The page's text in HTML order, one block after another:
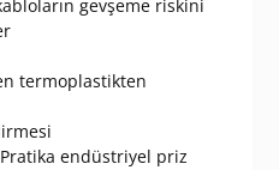
gevşeme riskini
termoplastikten
endüstriyel priz